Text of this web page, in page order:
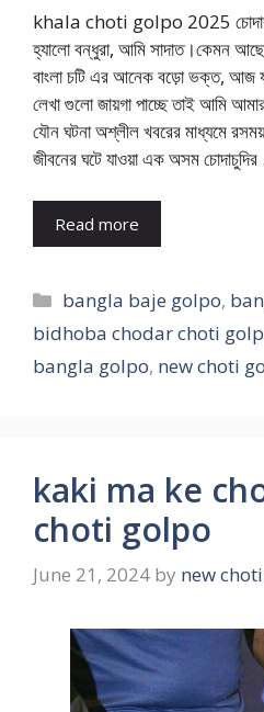
khala choti golpo 2025 চোদার
হ্যালো বন্ধুরা, আমি সাদাত।কেমন
বাংলা চটি এর আনেক বড়ো ভক্ত, আজ
লেখা গুলো জায়গা পাচ্ছে তাই আমি
যৌন ঘটনা অশ্লীল খবরের মাধ্যমে
জীবনের ঘটে যাওয়া এক অসম
Read more
Categories
bangla baje golpo,
bidhoba chodar choti
bangla golpo, new choti
kaki ma ke
choti golpo
June 21, 2024 by new